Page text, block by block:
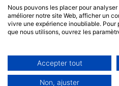
Copyright
© 2024 -
GODOT &
Nous pouvons les placer pour
améliorer notre site Web, afficher un
vivre une expérience inoubliable.
que nous utilisons, ouvrez les
Accepter tout
Non, ajuster